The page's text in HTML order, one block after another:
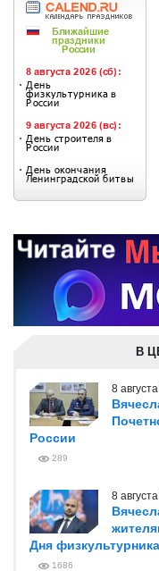
В
8
России
289
8
Дня физкультурника
1686